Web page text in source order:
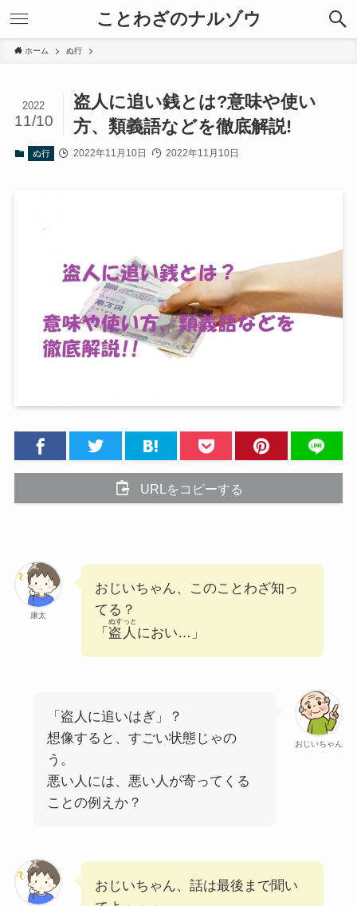
ことわざのナルゾウ
ホーム ぬ行
盗人に追い銭とは?意味や使い
方、類義語などを徹底解説!
2022
11/10
ぬ行 2022年11月10日 2022年11月10日
URLをコピーする
康太
おじいちゃん、このことわざ知っ
てる？
「 盗人
ぬすっと
におい…」
おじいちゃん
「盗人に追いはぎ」？
想像すると、すごい状態じゃの
う。
悪い人には、悪い人が寄ってくる
ことの例えか？
おじいちゃん、話は最後まで聞い